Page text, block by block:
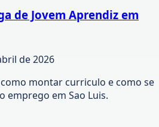
de Jovem Aprendiz em
de 2026
montar curriculo e como se
emprego em Sao Luis.